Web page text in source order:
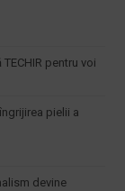
pentru voi
pielii a
devine